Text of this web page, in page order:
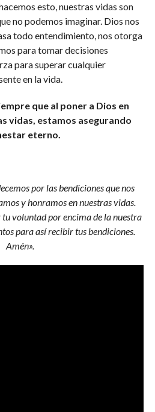
esto, nuestras vidas son
no podemos imaginar. Dios nos
todo entendimiento, nos otorga
para tomar decisiones
para superar cualquier
en la vida.
que al poner a Dios en
vidas, estamos asegurando
eterno.
por las bendiciones que nos
y honramos en nuestras vidas.
voluntad por encima de la nuestra
para así recibir tus bendiciones.
Amén».